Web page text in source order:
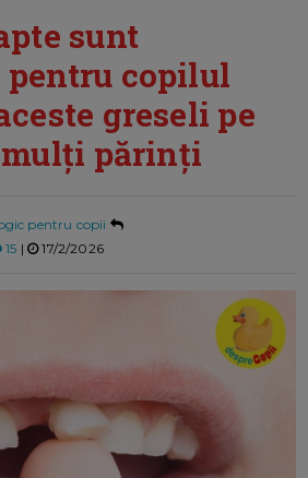
sunt
copilul
greseli pe
mulți părinți
pentru copii
15 | 17/2/2026